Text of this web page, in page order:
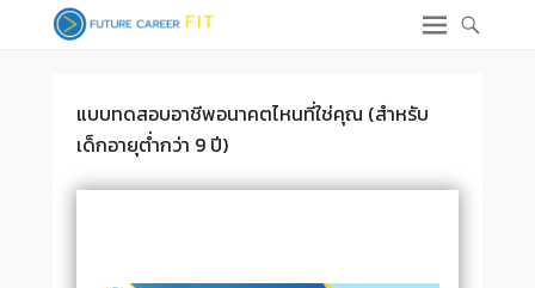
แบบทดสอบอาชีพอนาคตไหนที่ใช่คุณ (สำหรับ
เด็กอายุต่ำกว่า 9 ปี)